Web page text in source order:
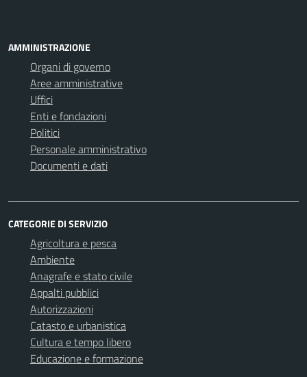
AMMINISTRAZIONE
Organi di governo
Aree amministrative
Uffici
Enti e fondazioni
Politici
Personale amministrativo
Documenti e dati
CATEGORIE DI SERVIZIO
Agricoltura e pesca
Ambiente
Anagrafe e stato civile
Appalti pubblici
Autorizzazioni
Catasto e urbanistica
Cultura e tempo libero
Educazione e formazione